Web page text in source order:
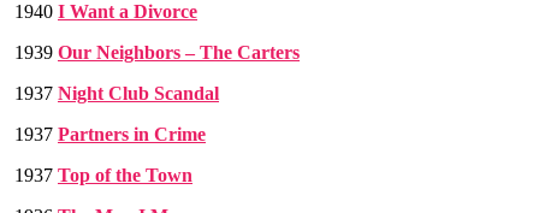
1940 I Want a Divorce
1939 Our Neighbors – The Carters
1937 Night Club Scandal
1937 Partners in Crime
1937 Top of the Town